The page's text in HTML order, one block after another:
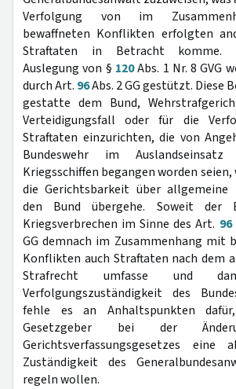
Verfolgung von im
bewaffneten Konflikten erfolgten
Straftaten in Betracht komme.
Auslegung von § 120Abs. 1 Nr. 8 GVG
durch Art. 96Abs. 2 GG gestützt. Diese
gestatte dem Bund,
Verteidigungsfall oder für die
Straftaten einzurichten, die von
Bundeswehr im
Kriegsschiffen begangen worden
die Gerichtsbarkeit über allgemeine
den Bund übergehe. Soweit der
Kriegsverbrechen im Sinne des Art. 96
GG demnach im Zusammenhang mit
Konflikten auch Straftaten nach dem
Strafrecht umfasse und
Verfolgungszuständigkeit des
fehle es an Anhaltspunkten
Gesetzgeber bei der
Gerichtsverfassungsgesetzes eine
Zuständigkeit des
regeln wollen.